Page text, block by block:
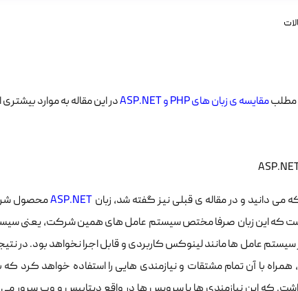
مطلبمقایسه ی زبان های PHP و ASP.NET در این مقاله به موارد
می دانید و در مقاله ی قبلی نیز گفته شد، زبان ASP.NETمحصول
که این زبان صرفا مختص سیستم عامل های همین شرکت، یعنی